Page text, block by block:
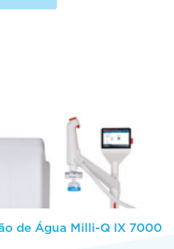
de Água Milli-Q IX 7000